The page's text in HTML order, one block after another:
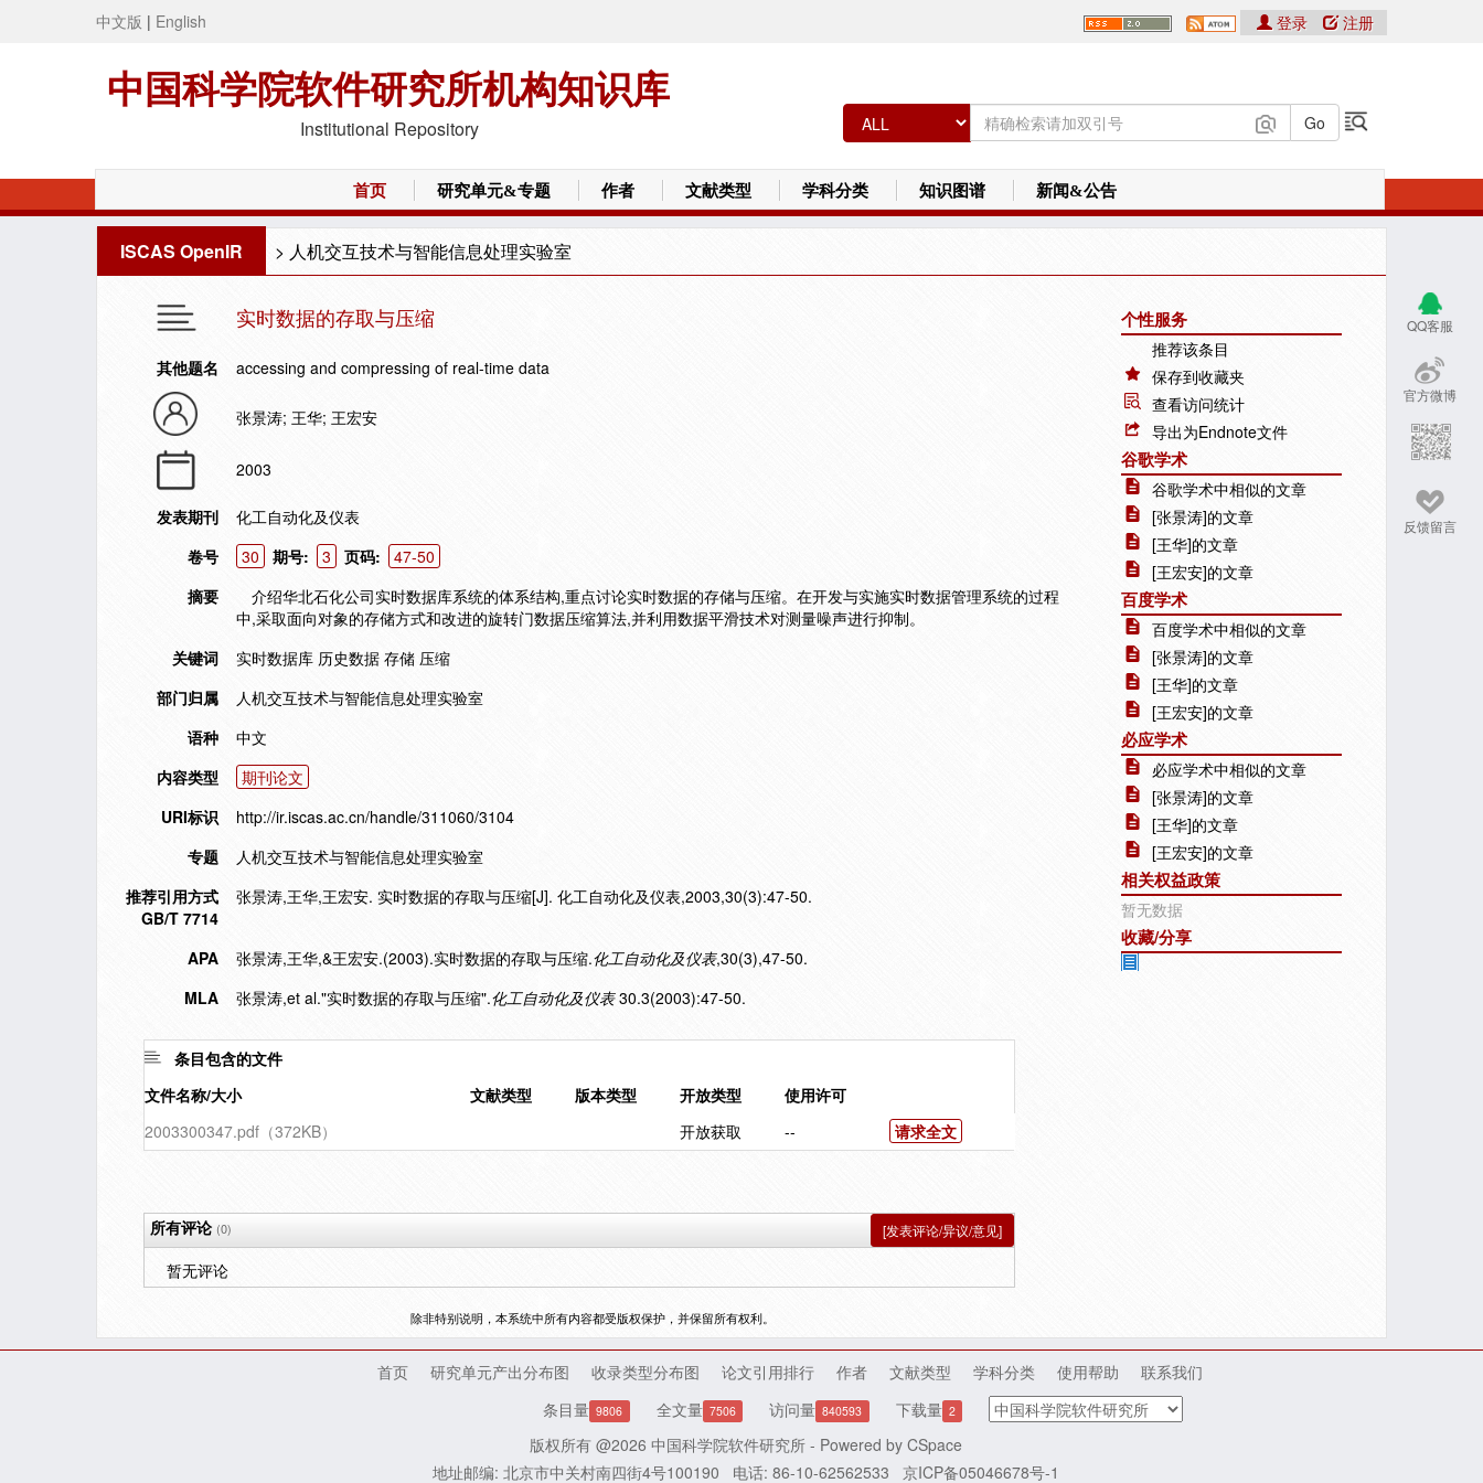
中文版 | English
中国科学院软件研究所机构知识库
Institutional Repository
登录 注册
首页 研究单元&专题 作者 文献类型 学科分类 知识图谱 新闻&公告
ISCAS OpenIR > 人机交互技术与智能信息处理实验室
QQ客服
官方微博
反馈留言
实时数据的存取与压缩
其他题名 accessing and compressing of real-time data
张景涛; 王华; 王宏安
2003
发表期刊
化工自动化及仪表
卷号
30 期号: 3 页码:
47-50
摘要
介绍华北石化公司实时数据库系统的体系结构,重点讨论实时数据的存储与压缩。在开发与实施实时数据管理系统的过程
中,采取面向对象的存储方式和改进的旋转门数据压缩算法,并利用数据平滑技术对测量噪声进行抑制。
关键词
实时数据库 历史数据 存储 压缩
部门归属
人机交互技术与智能信息处理实验室
语种
中文
内容类型
期刊论文
URI标识
http://ir.iscas.ac.cn/handle/311060/3104
专题
人机交互技术与智能信息处理实验室
推荐引用方式
GB/T 7714
张景涛,王华,王宏安. 实时数据的存取与压缩[J]. 化工自动化及仪表,2003,30(3):47-50.
APA 张景涛,王华,&王宏安.(2003).实时数据的存取与压缩.化工自动化及仪表,30(3),47-50.
MLA
张景涛,et al."实时数据的存取与压缩".化工自动化及仪表30.3(2003):47-50.
条目包含的文件
文件名称/大小
文献类型 版本类型 开放类型
使用许可
2003300347.pdf（372KB）
开放获取 -- 请求全文
个性服务
推荐该条目
保存到收藏夹
查看访问统计
导出为Endnote文件
谷歌学术
谷歌学术中相似的文章
[张景涛]的文章
[王华]的文章
[王宏安]的文章
百度学术
百度学术中相似的文章
[张景涛]的文章
[王华]的文章
[王宏安]的文章
必应学术
必应学术中相似的文章
[张景涛]的文章
[王华]的文章
[王宏安]的文章
相关权益政策
暂无数据
收藏/分享
所有评论(0) [发表评论/异议/意见]
暂无评论
除非特别说明，本系统中所有内容都受版权保护，并保留所有权利。
首页 研究单元产出分布图 收录类型分布图 论文引用排行 作者 文献类型 学科分类 使用帮助
联系我们
条目量 9806 全文量 7506 访问量 840593 下载量 2
版权所有 @2026 中国科学院软件研究所 - Powered by CSpace
地址邮编: 北京市中关村南四街4号100190
电话: 86-10-62562533 京ICP备05046678号-1